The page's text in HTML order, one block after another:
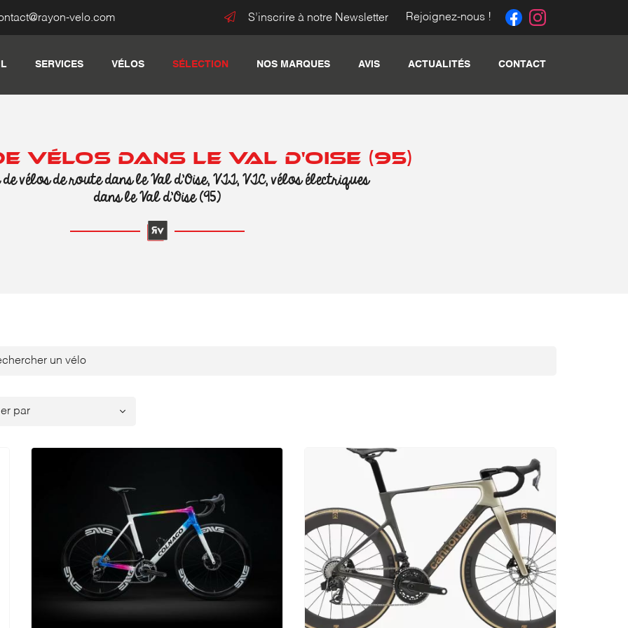
S’inscrire à notre Newsletter Rejoignez-nous !
SERVICES VÉLOS SÉLECTION NOS MARQUES AVIS ACTUALITÉS CONTACT
VÉLOS DANS LE VAL D'OISE (95)
vélos de route dans le Val d’Oise, VTT, VTC, vélos électriques
dans le Val d’Oise (95)
par